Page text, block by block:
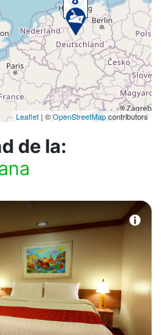
Leaflet | ©OpenStreetMapcontributors
de la: